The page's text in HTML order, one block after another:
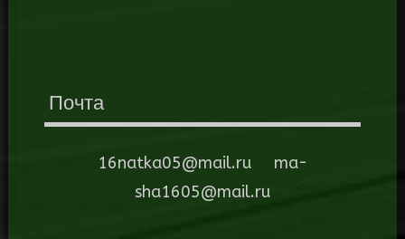
Почта
16natka05@mail.ru ma-
sha1605@mail.ru